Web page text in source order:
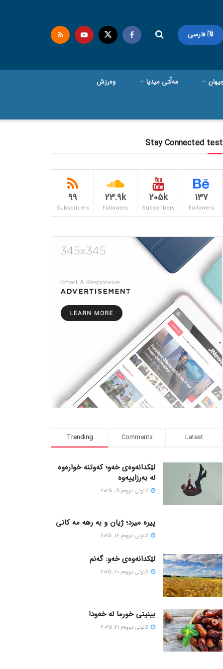
فارسی
مەڵتی میدیا وەرزش
Stay Connected test
137
Followers
205k
Subscribers
23.9k
Followers
99
Subscribers
Trending Comments Latest
لێکدانەوەی خەو؛ کەوتنە خوارەوە
لە بەرزاییەوە
كانونی دووه‌م 19, 2025
پیره میرد؛ ژیان و به رهه مه کانی
كانونی دووه‌م 16, 2025
لێکدانەوەی خەو: گەنم
كانونی دووه‌م 20, 2025
بینینی خورما لە خەودا
كانونی دووه‌م 21, 2025